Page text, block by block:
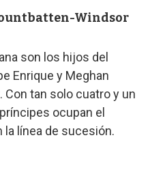
Windsor
son los hijos del
Enrique y Meghan
Con tan solo cuatro y un
ocupan el
línea de sucesión.